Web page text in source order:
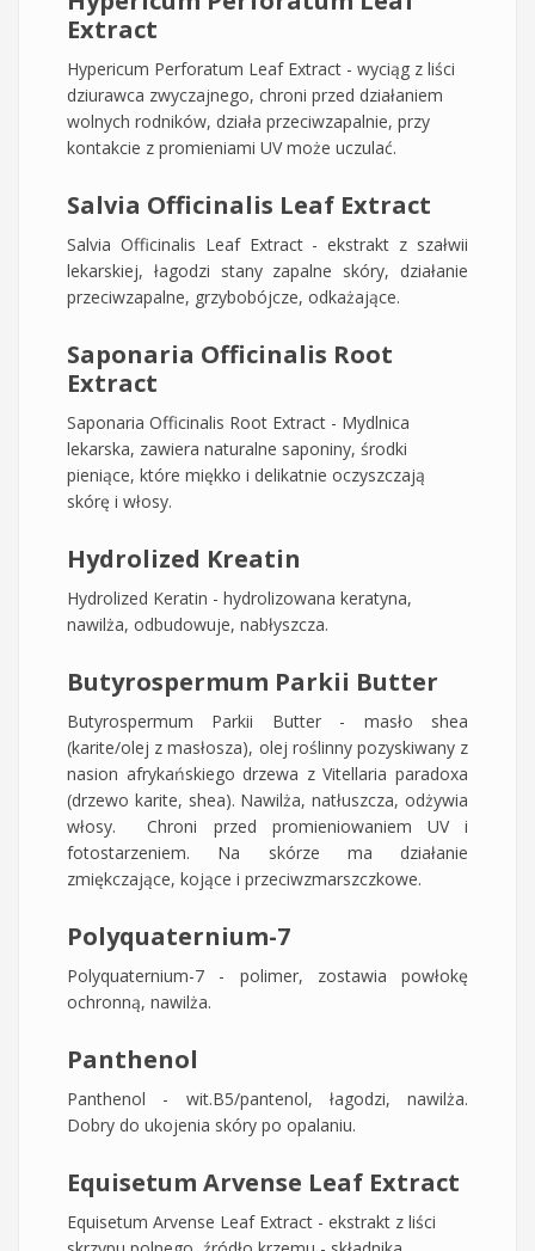
Extract
Hypericum Perforatum Leaf Extract - wyciąg z liści
dziurawca zwyczajnego, chroni przed działaniem
wolnych rodników, działa przeciwzapalnie, przy
kontakcie z promieniami UV może uczulać.
Salvia Officinalis Leaf Extract
Salvia Officinalis Leaf Extract - ekstrakt z szałwii
lekarskiej, łagodzi stany zapalne skóry, działanie
przeciwzapalne, grzybobójcze, odkażające.
Saponaria Officinalis Root
Extract
Saponaria Officinalis Root Extract - Mydlnica
lekarska, zawiera naturalne saponiny, środki
pieniące, które miękko i delikatnie oczyszczają
skórę i włosy.
Hydrolized Kreatin
Hydrolized Keratin - hydrolizowana keratyna,
nawilża, odbudowuje, nabłyszcza.
Butyrospermum Parkii Butter
Butyrospermum Parkii Butter - masło shea
(karite/olej z masłosza), olej roślinny pozyskiwany z
nasion afrykańskiego drzewa z Vitellaria paradoxa
(drzewo karite, shea). Nawilża, natłuszcza, odżywia
włosy. Chroni przed promieniowaniem UV i
fotostarzeniem. Na skórze ma działanie
zmiękczające, kojące i przeciwzmarszczkowe.
Polyquaternium-7
Polyquaternium-7 - polimer, zostawia powłokę
ochronną, nawilża.
Panthenol
Panthenol - wit.B5/pantenol, łagodzi, nawilża.
Dobry do ukojenia skóry po opalaniu.
Equisetum Arvense Leaf Extract
Equisetum Arvense Leaf Extract - ekstrakt z liści